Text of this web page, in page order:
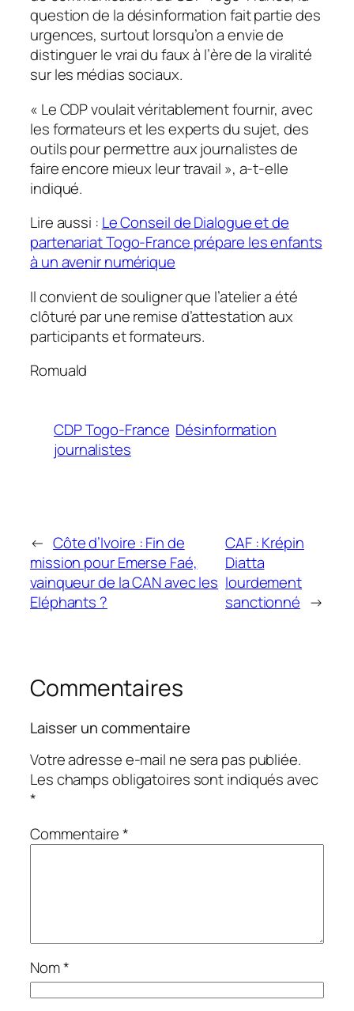
question de la désinformation fait partie des
urgences, surtout lorsqu’on a envie de
distinguer le vrai du faux à l’ère de la viralité
sur les médias sociaux.
« Le CDP voulait véritablement fournir, avec
les formateurs et les experts du sujet, des
outils pour permettre aux journalistes de
faire encore mieux leur travail », a-t-elle
indiqué.
Lire aussi : Le Conseil de Dialogue et de
partenariat Togo-France prépare les enfants
à un avenir numérique
Il convient de souligner que l’atelier a été
clôturé par une remise d’attestation aux
participants et formateurs.
Romuald
CDP Togo-France Désinformation
journalistes
← Côte d’Ivoire : Fin de
mission pour Emerse Faé,
vainqueur de la CAN avec les
Eléphants ?
CAF : Krépin
Diatta
lourdement
sanctionné →
Commentaires
Laisser un commentaire
Votre adresse e-mail ne sera pas publiée.
Les champs obligatoires sont indiqués avec
*
Commentaire*
Nom*